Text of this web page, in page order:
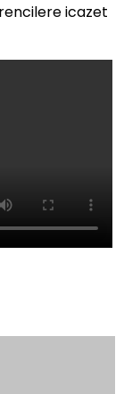
icazet